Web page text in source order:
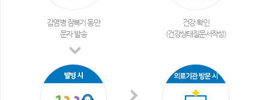
건강 확인
(건강상태질문서작성)
감염병 잠복기 동안
문자 발송